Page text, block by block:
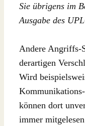
Sie übrigens im
Ausgabe des
Andere Angriffs-
derartigen
Wird
können dort
immer